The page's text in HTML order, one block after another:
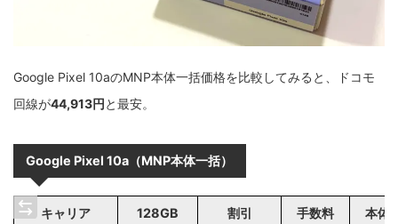
Google Pixel 10aのMNP本体一括価格を比較してみると、ドコモ
回線が44,913円と最安。
Google Pixel 10a（MNP本体一括）
キャリア 128GB 割引 手数料 本体